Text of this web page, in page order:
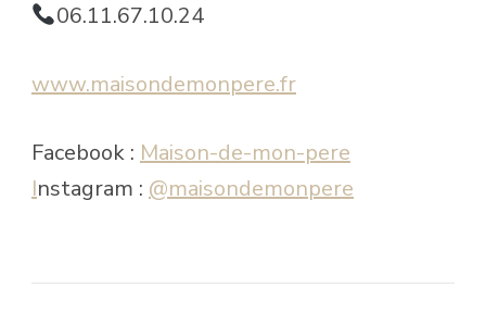
06.11.67.10.24
www.maisondemonpere.fr
Facebook : Maison-de-mon-pere
Instagram : @maisondemonpere